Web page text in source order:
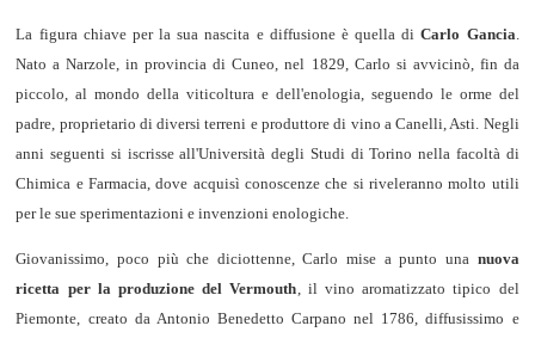
La figura chiave per la sua nascita e diffusione è quella diCarlo Gancia.
Nato a Narzole, in provincia di Cuneo, nel 1829, Carlo si avvicinò, fin da
piccolo, al mondo della viticoltura e dell'enologia, seguendo le orme del
padre, proprietario di diversi terreni e produttore di vino a Canelli, Asti. Negli
anni seguenti si iscrisse all'Università degli Studi di Torino nella facoltà di
Chimica e Farmacia, dove acquisì conoscenze che si riveleranno molto utili
per le sue sperimentazioni e invenzioni enologiche.
Giovanissimo, poco più che diciottenne, Carlo mise a punto una nuova
ricetta per la produzione del Vermouth, il vino aromatizzato tipico del
Piemonte, creato da Antonio Benedetto Carpano nel 1786, diffusissimo e